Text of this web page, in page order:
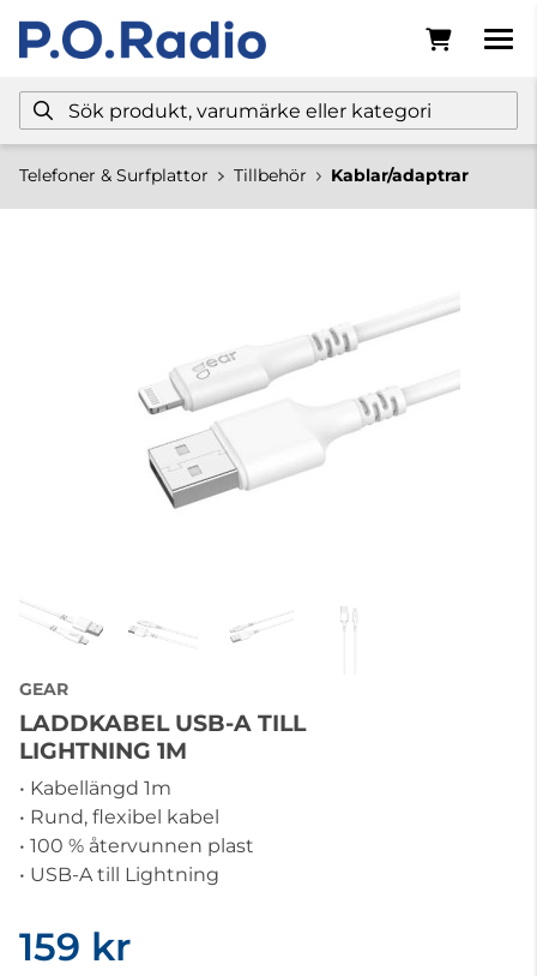
Telefoner & Surfplattor Tillbehör Kablar/adaptrar
GEAR
LADDKABEL USB-A TILL
LIGHTNING 1M
• Kabellängd 1m
• Rund, flexibel kabel
• 100 % återvunnen plast
• USB-A till Lightning
159 kr